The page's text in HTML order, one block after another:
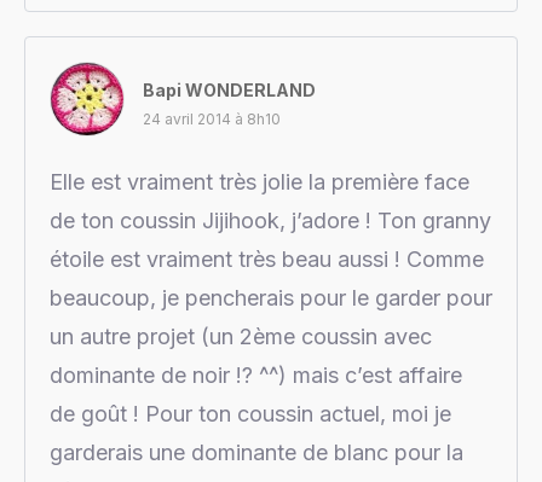
Bapi WONDERLAND
24 avril 2014 à 8h10
Elle est vraiment très jolie la première face
de ton coussin Jijihook, j’adore ! Ton granny
étoile est vraiment très beau aussi ! Comme
beaucoup, je pencherais pour le garder pour
un autre projet (un 2ème coussin avec
dominante de noir !? ^^) mais c’est affaire
de goût ! Pour ton coussin actuel, moi je
garderais une dominante de blanc pour la